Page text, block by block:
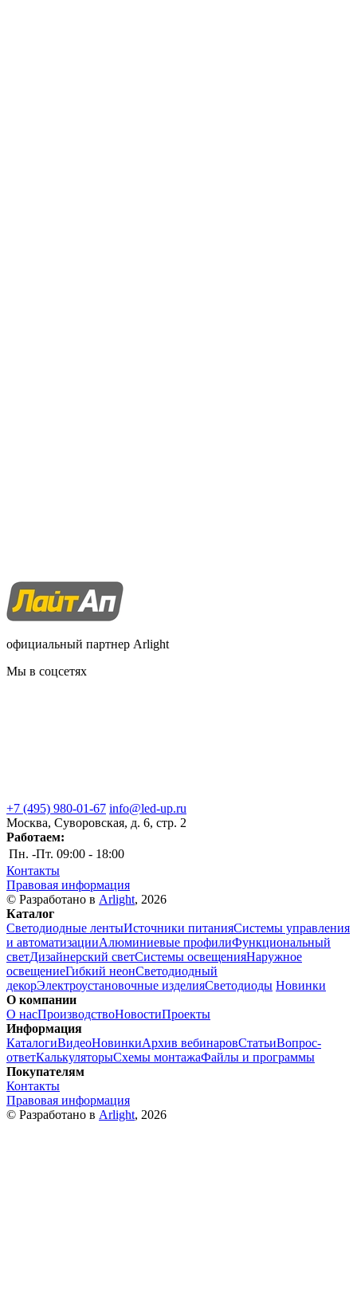
официальный партнер Arlight
Мы в соцсетях
+7 (495) 980-01-67 info@led-up.ru
Москва, Суворовская, д. 6, стр. 2
Работаем:
Пн. -Пт. 09:00 - 18:00
Контакты
Правовая информация
© Разработано в Arlight, 2026
Каталог
Светодиодные лентыИсточники питанияСистемы управления
и автоматизацииАлюминиевые профилиФункциональный
светДизайнерский светСистемы освещенияНаружное
освещениеГибкий неонСветодиодный
декорЭлектроустановочные изделияСветодиоды Новинки
О компании
О насПроизводствоНовостиПроекты
Информация
КаталогиВидеоНовинкиАрхив вебинаровСтатьиВопрос-
ответКалькуляторыСхемы монтажаФайлы и программы
Покупателям
Контакты
Правовая информация
© Разработано в Arlight, 2026